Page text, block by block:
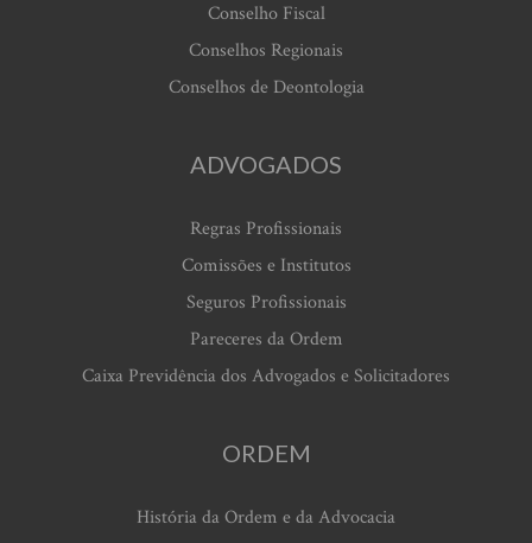
Conselho Fiscal
Conselhos Regionais
Conselhos de Deontologia
ADVOGADOS
Regras Profissionais
Comissões e Institutos
Seguros Profissionais
Pareceres da Ordem
Caixa Previdência dos Advogados e Solicitadores
ORDEM
História da Ordem e da Advocacia